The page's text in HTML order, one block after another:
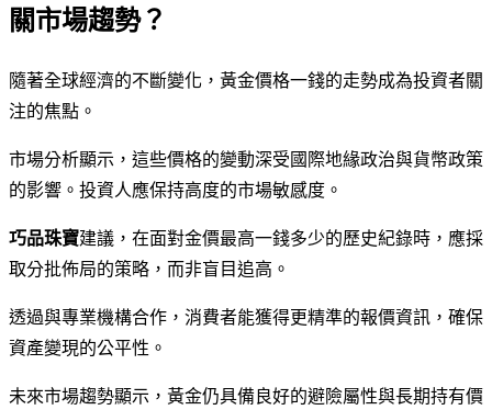
關市場趨勢？
隨著全球經濟的不斷變化，黃金價格一錢的走勢成為投資者關
注的焦點。
市場分析顯示，這些價格的變動深受國際地緣政治與貨幣政策
的影響。投資人應保持高度的市場敏感度。
巧品珠寶建議，在面對金價最高一錢多少的歷史紀錄時，應採
取分批佈局的策略，而非盲目追高。
透過與專業機構合作，消費者能獲得更精準的報價資訊，確保
資產變現的公平性。
未來市場趨勢顯示，黃金仍具備良好的避險屬性與長期持有價